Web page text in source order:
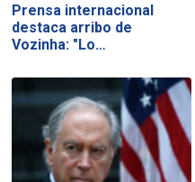
Prensa internacional
destaca arribo de
Vozinha: "Lo…